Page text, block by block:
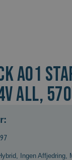
A01
ALL,
Ingen Affjedring